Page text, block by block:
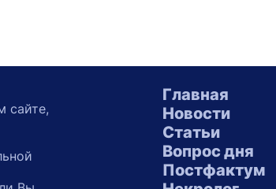
Главная
Новости
Статьи
Вопрос дня
Постфактум
сайте,